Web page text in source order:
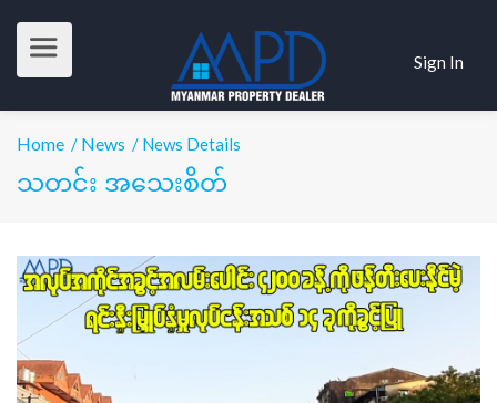
Sign In
Home / News / News Details
သတင်း အသေးစိတ်